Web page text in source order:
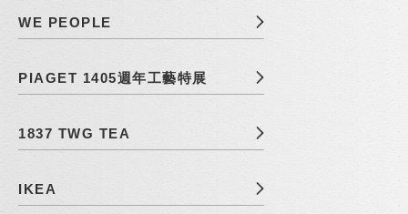
WE PEOPLE
PIAGET 1405週年工藝特展
1837 TWG TEA
IKEA